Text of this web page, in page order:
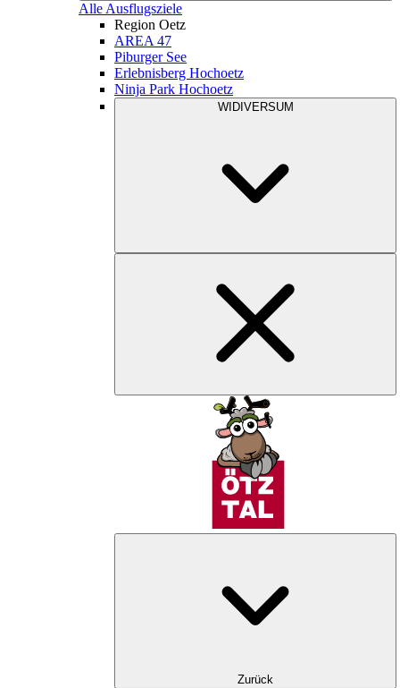
Alle Ausflugsziele
Region Oetz
AREA 47
Piburger See
Erlebnisberg Hochoetz
Ninja Park Hochoetz
WIDIVERSUM
Zurück